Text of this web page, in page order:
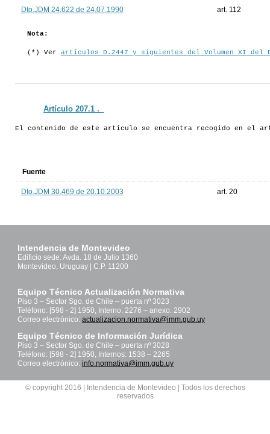
Dto.JDM 24.622 de 24.07.1990 art. 112
Nota:
(*) Ver artículos D.2447 y siguientes del Volumen XI del
Artículo 207.1 ._
El contenido de este artículo se encuentra recogido en el
Fuente
Dto.JDM 30.469 de 20.10.2003 art. 20
Intendencia de Montevideo
Edificio sede: Avda. 18 de Julio 1360
Montevideo, Uruguay | C.P. 11200
Equipo Técnico Actualización Normativa
Piso 3 – Sector Sgo. de Chile – puerta nº 3023
Teléfono: [598 - 2] 1950, Interno: 2276 – anexo: 2902
Correo electrónico: actualizacion.normativa@imm.gub.uy
Equipo Técnico de Información Jurídica
Piso 3 – Sector Sgo. de Chile – puerta nº 3028
Teléfono: [598 - 2] 1950, Internos: 1538 – 2265
Correo electrónico: info.normativa@imm.gub.uy
© copyright 2016 | Intendencia de Montevideo | Todos los derechos
reservados